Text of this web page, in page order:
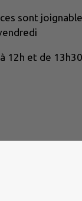
sont
12h et de